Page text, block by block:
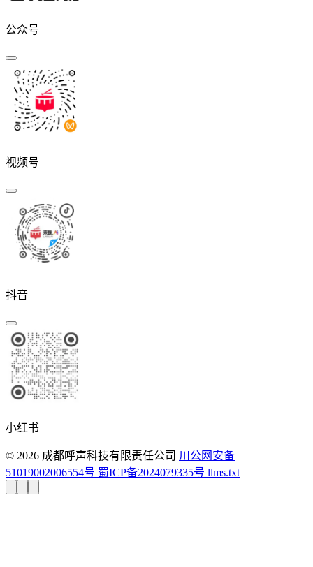
公众号
视频号
抖音
小红书
© 2026 成都呼声科技有限责任公司 川公网安备
51019002006554号 蜀ICP备2024079335号 llms.txt